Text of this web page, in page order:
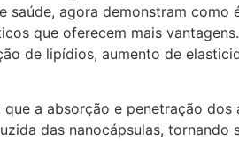
saúde, agora demonstram
que oferecem mais
de lipídios, aumento de
que a absorção e penetração
das nanocápsulas, tornando